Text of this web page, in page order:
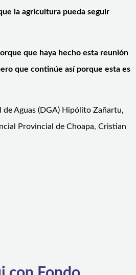
la agricultura pueda seguir
que haya hecho esta reunión
que continúe así porque esta es
de Aguas (DGA) Hipólito Zañartu,
Provincial de Choapa, Cristian